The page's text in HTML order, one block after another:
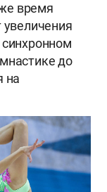
время
увеличения
до
на